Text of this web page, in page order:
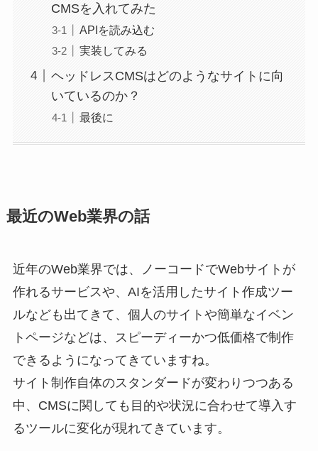
CMSを入れてみた
APIを読み込む
実装してみる
ヘッドレスCMSはどのようなサイトに向
いているのか？
最後に
最近のWeb業界の話
近年のWeb業界では、ノーコードでWebサイトが
作れるサービスや、AIを活用したサイト作成ツー
ルなども出てきて、個人のサイトや簡単なイベン
トページなどは、スピーディーかつ低価格で制作
できるようになってきていますね。
サイト制作自体のスタンダードが変わりつつある
中、CMSに関しても目的や状況に合わせて導入す
るツールに変化が現れてきています。